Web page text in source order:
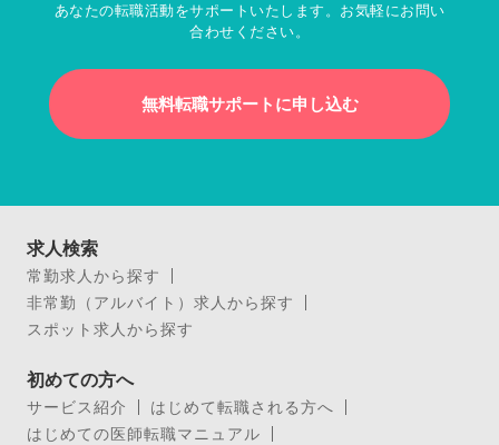
あなたの転職活動をサポートいたします。お気軽にお問い
合わせください。
無料転職サポートに申し込む
求人検索
常勤求人から探す
非常勤（アルバイト）求人から探す
スポット求人から探す
初めての方へ
サービス紹介
はじめて転職される方へ
はじめての医師転職マニュアル